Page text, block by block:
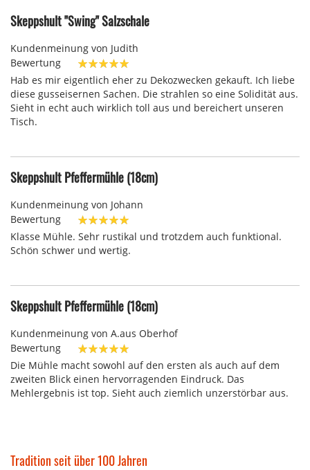
Skeppshult "Swing" Salzschale
Kundenmeinung von Judith
Bewertung
100%
Hab es mir eigentlich eher zu Dekozwecken gekauft. Ich liebe
diese gusseisernen Sachen. Die strahlen so eine Solidität aus.
Sieht in echt auch wirklich toll aus und bereichert unseren
Tisch.
Skeppshult Pfeffermühle (18cm)
Kundenmeinung von Johann
Bewertung
100%
Klasse Mühle. Sehr rustikal und trotzdem auch funktional.
Schön schwer und wertig.
Skeppshult Pfeffermühle (18cm)
Kundenmeinung von A.aus Oberhof
Bewertung
100%
Die Mühle macht sowohl auf den ersten als auch auf dem
zweiten Blick einen hervorragenden Eindruck. Das
Mehlergebnis ist top. Sieht auch ziemlich unzerstörbar aus.
Tradition seit über 100 Jahren